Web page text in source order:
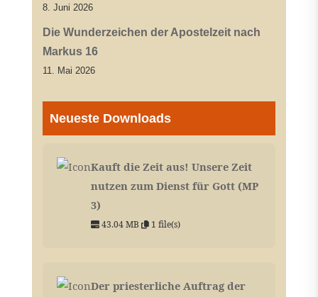
8. Juni 2026
Die Wunderzeichen der Apostelzeit nach
Markus 16
11. Mai 2026
Neueste Downloads
Kauft die Zeit aus! Unsere Zeit
nutzen zum Dienst für Gott (MP
3)
43.04 MB 1 file(s)
Der priesterliche Auftrag der